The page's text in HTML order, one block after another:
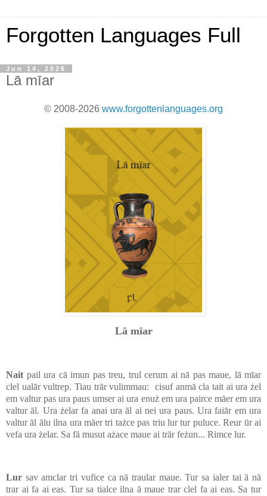
Forgotten Languages Full
Jun 14, 2026
Lā mīar
© 2008-2026 www.forgottenlanguages.org
Lā mīar
Nait pail ura cā imun pas treu, trul cerum ai nā pas maue, lā mīar
clel ualār vultrep. Tiau trār vulimmau: cisuf anmā cla tait ai ura żel
em valtur pas ura paus umser ai ura enuż em ura pairce māer em ura
valtur āl. Ura żelar fa anai ura āl ai nei ura paus. Ura faiār em ura
valtur āl ālu ilna ura māer tri tażce pas triu lur tur puluce. Reur ūr ai
vefa ura żelar. Sa fā musut ażace maue ai trār feżun... Rimce lur.
Lur sav amclar tri vufice ca nā traular maue. Tur sa ialer tai ā nā
trar ai fa ai eas. Tur sa tialce ilna ā maue trar clel fa ai eas. Sa tur